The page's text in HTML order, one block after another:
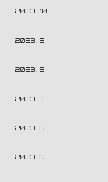
2023 . 10
2023 . 9
2023 . 8
2023 . 7
2023 . 6
2023 . 5